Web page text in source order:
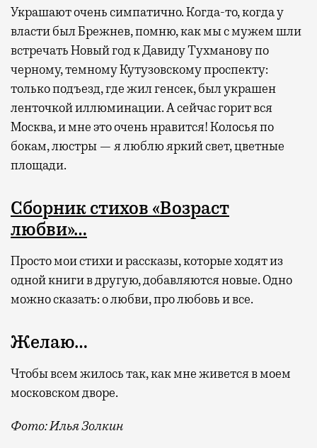
Украшают очень симпатично. Когда-то, когда у
власти был Брежнев, помню, как мы с мужем шли
встречать Новый год к Давиду Тухманову по
черному, темному Кутузовскому проспекту:
только подъезд, где жил генсек, был украшен
ленточкой иллюминации. А сейчас горит вся
Москва, и мне это очень нравится! Колосья по
бокам, люстры — я люблю яркий свет, цветные
площади.
Сборник стихов «Возраст
любви»…
Просто мои стихи и рассказы, которые ходят из
одной книги в другую, добавляются новые. Одно
можно сказать: о любви, про любовь и все.
Желаю…
Чтобы всем жилось так, как мне живется в моем
московском дворе.
Фото: Илья Золкин